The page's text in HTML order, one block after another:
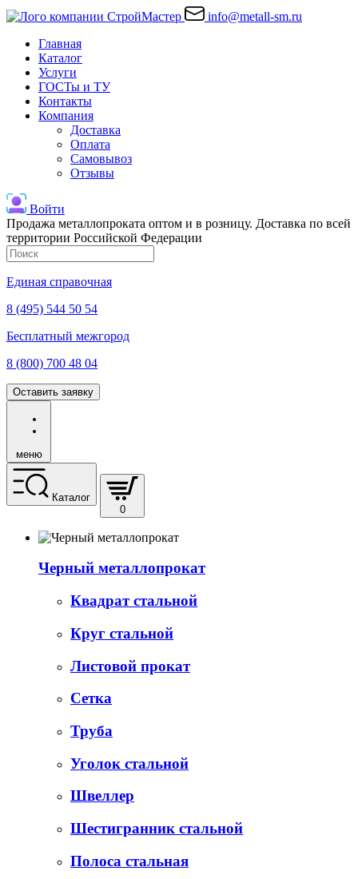
info@metall-sm.ru
Главная
Каталог
Услуги
ГОСТы и ТУ
Контакты
Компания
Доставка
Оплата
Самовывоз
Отзывы
Войти
Продажа металлопроката оптом и в розницу. Доставка по всей
территории Российской Федерации
Единая справочная
8 (495) 544 50 54
Бесплатный межгород
8 (800) 700 48 04
Оставить заявку
меню
Каталог
0
Черный металлопрокат
Квадрат стальной
Круг стальной
Листовой прокат
Сетка
Труба
Уголок стальной
Швеллер
Шестигранник стальной
Полоса стальная